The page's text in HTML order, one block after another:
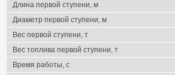
Длина первой ступени, м
Диаметр первой ступени, м
Вес первой ступени, т
Вес топлива первой ступени, т
Время работы, с